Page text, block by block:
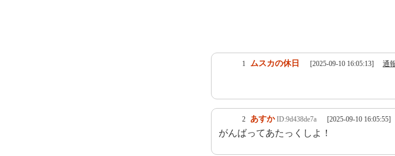
1 ムスカの休日 [2025-09-10 16:05:13] 通
2 あすか ID:9d438de7a [2025-09-10 16:05:55]
がんばってあたっくしよ！